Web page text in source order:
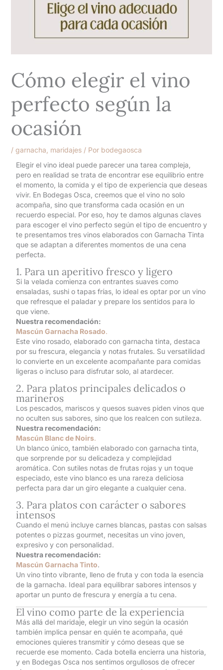
Cómo elegir el vino
perfecto según la
ocasión
/ garnacha maridajes/ Por bodegaosca
Elegir el vino ideal puede parecer una tarea compleja,
pero en realidad se trata de encontrar ese equilibrio entre
el momento, la comida y el tipo de experiencia que deseas
vivir. En Bodegas Osca, creemos que el vino no solo
acompaña, sino que transforma cada ocasión en un
recuerdo especial. Por eso, hoy te damos algunas claves
para escoger el vino perfecto según el tipo de encuentro y
te presentamos tres vinos elaborados con Garnacha Tinta
que se adaptan a diferentes momentos de una cena
perfecta.
1. Para un aperitivo fresco y ligero
Si la velada comienza con entrantes suaves como
ensaladas, sushi o tapas frías, lo ideal es optar por un vino
que refresque el paladar y prepare los sentidos para lo
que viene.
Nuestra recomendación:
Mascún Garnacha Rosado.
Este vino rosado, elaborado con garnacha tinta, destaca
por su frescura, elegancia y notas frutales. Su versatilidad
lo convierte en un excelente acompañante para comidas
ligeras o incluso para disfrutar solo, al atardecer.
2. Para platos principales delicados o
marineros
Los pescados, mariscos y quesos suaves piden vinos que
no oculten sus sabores, sino que los realcen con sutileza.
Nuestra recomendación:
Mascún Blanc de Noirs.
Un blanco único, también elaborado con garnacha tinta,
que sorprende por su delicadeza y complejidad
aromática. Con sutiles notas de frutas rojas y un toque
especiado, este vino blanco es una rareza deliciosa
perfecta para dar un giro elegante a cualquier cena.
3. Para platos con carácter o sabores
intensos
Cuando el menú incluye carnes blancas, pastas con salsas
potentes o pizzas gourmet, necesitas un vino joven,
expresivo y con personalidad.
Nuestra recomendación:
Mascún Garnacha Tinto.
Un vino tinto vibrante, lleno de fruta y con toda la esencia
de la garnacha. Ideal para equilibrar sabores intensos y
aportar un punto de frescura y energía a tu cena.
El vino como parte de la experiencia
Más allá del maridaje, elegir un vino según la ocasión
también implica pensar en quién te acompaña, qué
emociones quieres transmitir y cómo deseas que se
recuerde ese momento. Cada botella encierra una historia,
y en Bodegas Osca nos sentimos orgullosos de ofrecer